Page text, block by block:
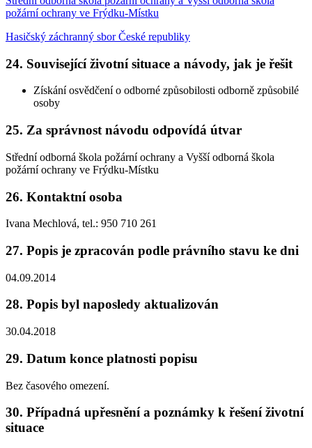
požární ochrany ve Frýdku-Místku
Hasičský záchranný sbor České republiky
24. Související životní situace a návody, jak je řešit
Získání osvědčení o odborné způsobilosti odborně způsobilé
osoby
25. Za správnost návodu odpovídá útvar
Střední odborná škola požární ochrany a Vyšší odborná škola
požární ochrany ve Frýdku-Místku
26. Kontaktní osoba
Ivana Mechlová, tel.: 950 710 261
27. Popis je zpracován podle právního stavu ke dni
04.09.2014
28. Popis byl naposledy aktualizován
30.04.2018
29. Datum konce platnosti popisu
Bez časového omezení.
30. Případná upřesnění a poznámky k řešení životní
situace